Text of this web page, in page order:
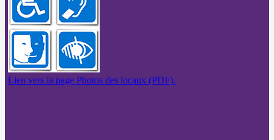
Lien vers la page Photos des locaux (PDF).